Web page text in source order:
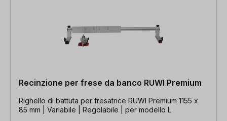
Recinzione per frese da banco RUWI Premium
Righello di battuta per fresatrice RUWI Premium 1155 x
85 mm | Variabile | Regolabile | per modello L